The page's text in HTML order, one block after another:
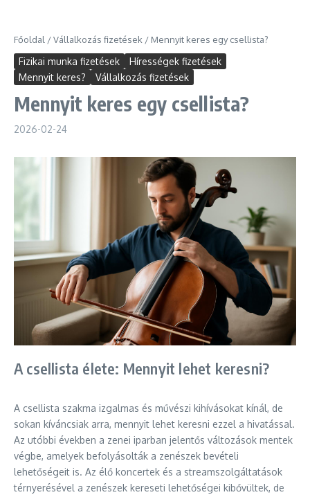
Főoldal /Vállalkozás fizetések / Mennyit keres egy csellista?
Fizikai munka fizetések
Hírességek fizetések
Mennyit keres?
Vállalkozás fizetések
Mennyit keres egy csellista?
2026-02-24
A csellista élete: Mennyit lehet keresni?
A csellista szakma izgalmas és művészi kihívásokat kínál, de
sokan kíváncsiak arra, mennyit lehet keresni ezzel a hivatással.
Az utóbbi években a zenei iparban jelentős változások mentek
végbe, amelyek befolyásolták a zenészek bevételi
lehetőségeit is. Az élő koncertek és a streamszolgáltatások
térnyerésével a zenészek kereseti lehetőségei kibővültek, de